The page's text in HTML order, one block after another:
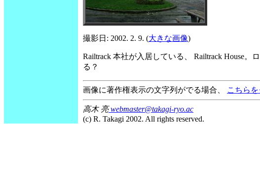
撮影日: 2002. 2. 9. (大きな画像)
Railtrack 本社が入居している、 Railtrack House
る？
画像に著作権表示の文字列がでる場合、 こちらを
高木 亮webmaster@takagi-ryo.ac
(c) R. Takagi 2002. All rights reserved.